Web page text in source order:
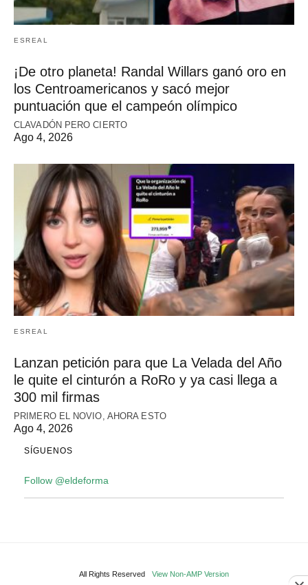
ESREAL
¡De otro planeta! Randal Willars ganó oro en
los Centroamericanos y sacó mejor
puntuación que el campeón olímpico
CLAVADÓN PERO CIERTO
Ago 4, 2026
ESREAL
Lanzan petición para que La Velada del Año
le quite el cinturón a RoRo y ya casi llega a
300 mil firmas
PRIMERO EL NOVIO, AHORA ESTO
Ago 4, 2026
SÍGUENOS
Follow @eldeforma
All Rights Reserved View Non-AMP Version